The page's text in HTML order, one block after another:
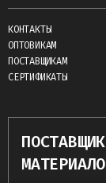
КОНТАКТЫ
ОПТОВИКАМ
ПОСТАВЩИКАМ
СЕРТИФИКАТЫ